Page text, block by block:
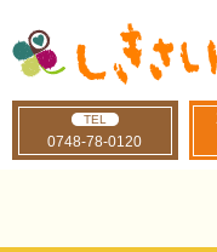
TEL
0748-78-0120